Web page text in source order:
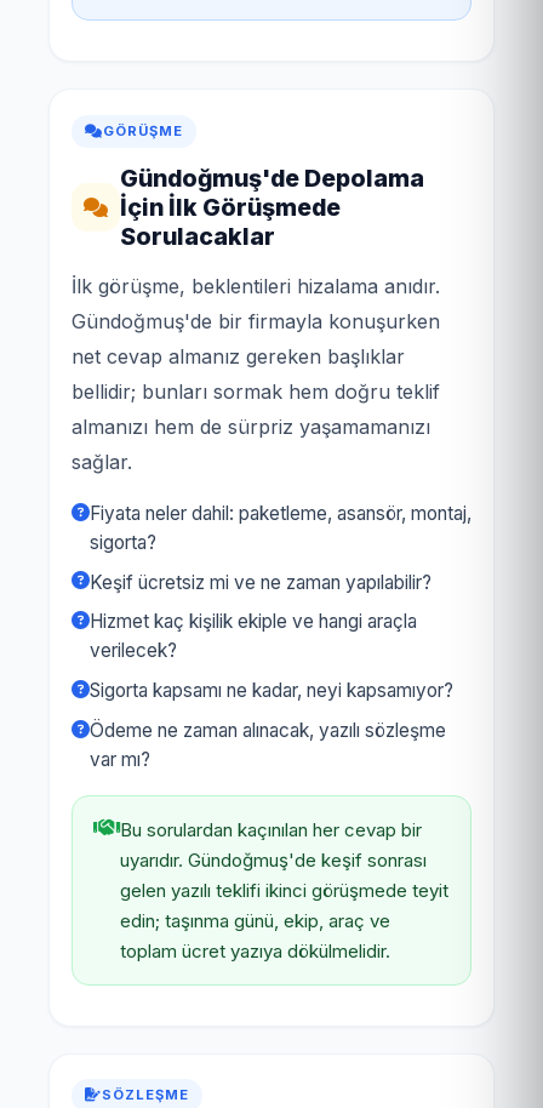
GÖRÜŞME
Gündoğmuş'de Depolama
İçin İlk Görüşmede
Sorulacaklar
İlk görüşme, beklentileri hizalama anıdır.
Gündoğmuş'de bir firmayla konuşurken
net cevap almanız gereken başlıklar
bellidir; bunları sormak hem doğru teklif
almanızı hem de sürpriz yaşamamanızı
sağlar.
Fiyata neler dahil: paketleme, asansör, montaj,
sigorta?
Keşif ücretsiz mi ve ne zaman yapılabilir?
Hizmet kaç kişilik ekiple ve hangi araçla
verilecek?
Sigorta kapsamı ne kadar, neyi kapsamıyor?
Ödeme ne zaman alınacak, yazılı sözleşme
var mı?
Bu sorulardan kaçınılan her cevap bir
uyarıdır. Gündoğmuş'de keşif sonrası
gelen yazılı teklifi ikinci görüşmede teyit
edin; taşınma günü, ekip, araç ve
toplam ücret yazıya dökülmelidir.
SÖZLEŞME